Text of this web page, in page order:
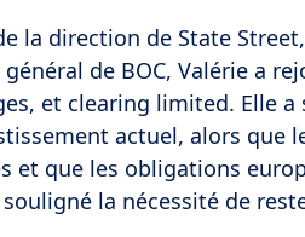
la direction de State
de BOC, Valérie a
et clearing limited. Elle
actuel, alors que
que les obligations
la nécessité de